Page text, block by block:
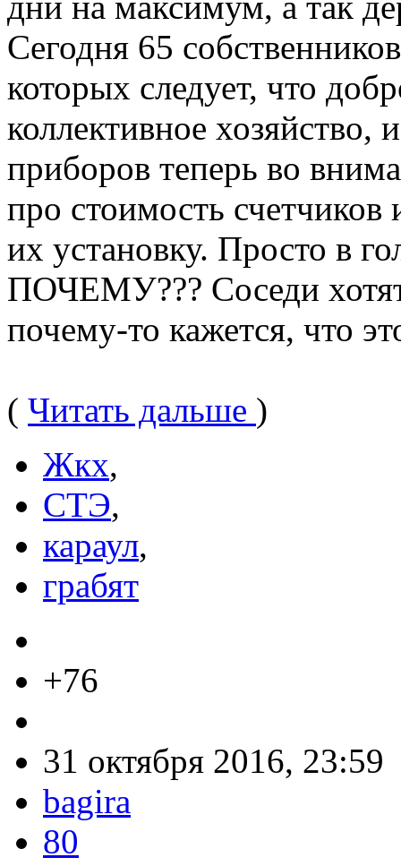
Сегодня 65
которых следует, что
коллективное хозяйство,
приборов теперь во
про стоимость
их установку. Просто в
ПОЧЕМУ??? Соседи
почему-то кажется, что
( Читать дальше )
Жкх,
СТЭ,
караул,
грабят
+76
31 октября 2016, 23:59
bagira
80